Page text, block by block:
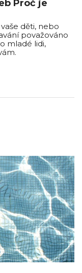
Proč je
děti, nebo
považováno
mladé lidi,